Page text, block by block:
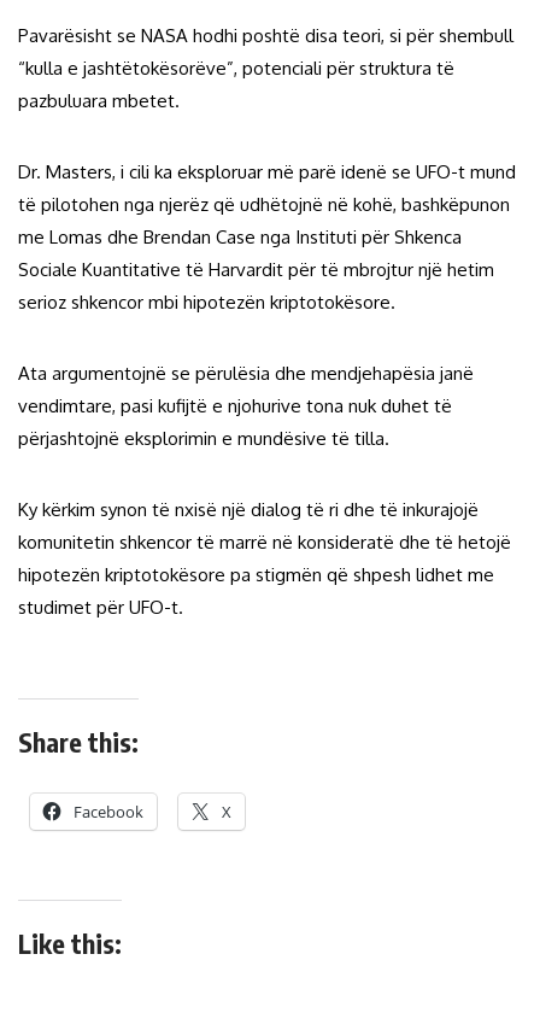
Pavarësisht se NASA hodhi poshtë disa teori, si për shembull
“kulla e jashtëtokësorëve”, potenciali për struktura të
pazbuluara mbetet.
Dr. Masters, i cili ka eksploruar më parë idenë se UFO-t mund
të pilotohen nga njerëz që udhëtojnë në kohë, bashkëpunon
me Lomas dhe Brendan Case nga Instituti për Shkenca
Sociale Kuantitative të Harvardit për të mbrojtur një hetim
serioz shkencor mbi hipotezën kriptotokësore.
Ata argumentojnë se përulësia dhe mendjehapësia janë
vendimtare, pasi kufijtë e njohurive tona nuk duhet të
përjashtojnë eksplorimin e mundësive të tilla.
Ky kërkim synon të nxisë një dialog të ri dhe të inkurajojë
komunitetin shkencor të marrë në konsideratë dhe të hetojë
hipotezën kriptotokësore pa stigmën që shpesh lidhet me
studimet për UFO-t.
Share this:
Facebook X
Like this: